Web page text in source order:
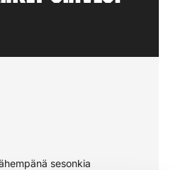
sesonkia